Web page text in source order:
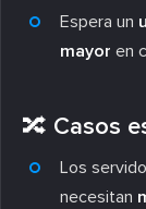
Espera un
mayor en
🔀 Casos
Los
necesitan